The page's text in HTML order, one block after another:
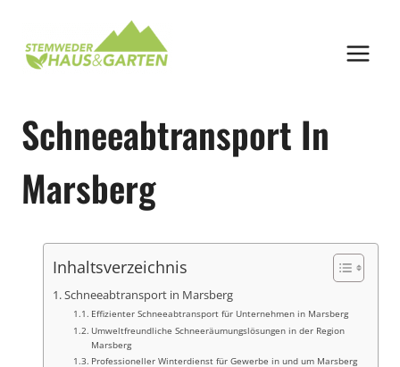
springen
Schneeabtransport In
Marsberg
Inhaltsverzeichnis
Schneeabtransport in Marsberg
Effizienter Schneeabtransport für Unternehmen in Marsberg
Umweltfreundliche Schneeräumungslösungen in der Region
Marsberg
Professioneller Winterdienst für Gewerbe in und um Marsberg